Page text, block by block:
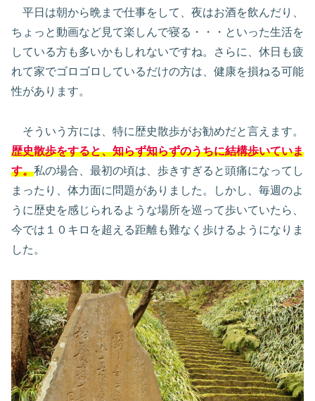
平日は朝から晩まで仕事をして、夜はお酒を飲んだり、
ちょっと動画など見て楽しんで寝る・・・といった生活を
している方も多いかもしれないですね。さらに、休日も疲
れて家でゴロゴロしているだけの方は、健康を損ねる可能
性があります。
そういう方には、特に歴史散歩がお勧めだと言えます。
歴史散歩をすると、知らず知らずのうちに結構歩いていま
す。私の場合、最初の頃は、歩きすぎると頭痛になってし
まったり、体力面に問題がありました。しかし、毎週のよ
うに歴史を感じられるような場所を巡って歩いていたら、
今では１０キロを超える距離も難なく歩けるようになりま
した。